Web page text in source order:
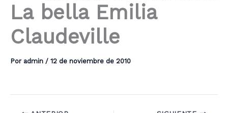
La bella Emilia
Claudeville
Por admin / 12 de noviembre de 2010